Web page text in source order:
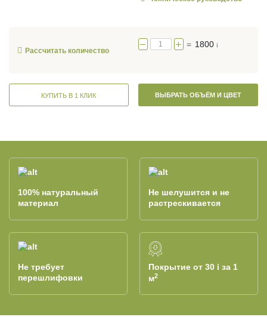
Рассчитать количество
= 1800 i
КУПИТЬ В 1 КЛИК ВЫБРАТЬ ОБЪЁМ И ЦВЕТ
100% натуральный
материал
Не шелушится и не
растрескивается
Не требует
перешлифовки
Покрытие от 30 i за 1
м2